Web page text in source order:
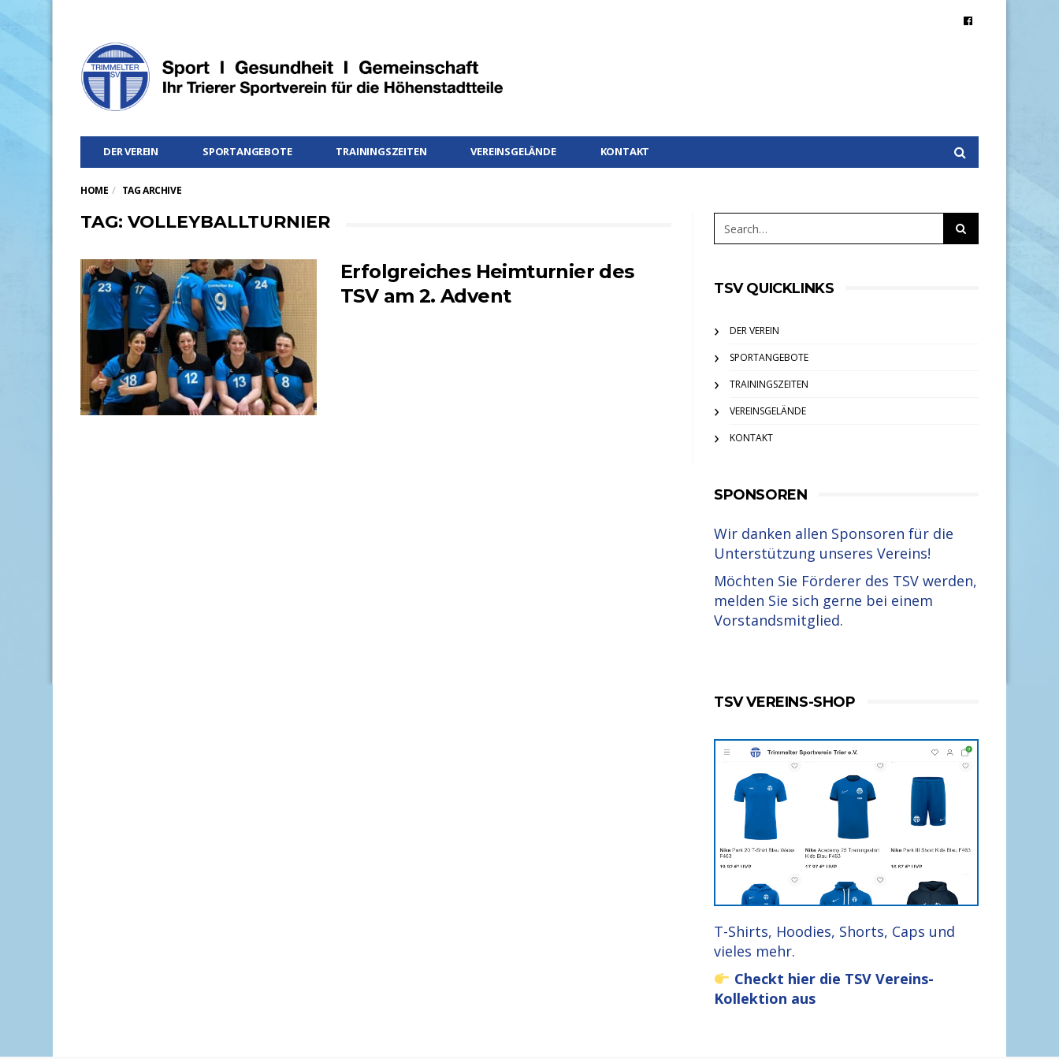
DER VEREIN SPORTANGEBOTE TRAININGSZEITEN VEREINSGELÄNDE KONTAKT
HOME TAG ARCHIVE
TAG: VOLLEYBALLTURNIER
Erfolgreiches Heimturnier des
TSV am 2. Advent
TSV QUICKLINKS
DER VEREIN
SPORTANGEBOTE
TRAININGSZEITEN
VEREINSGELÄNDE
KONTAKT
SPONSOREN
Wir danken allen Sponsoren für die
Unterstützung unseres Vereins!
Möchten Sie Förderer des TSV werden,
melden Sie sich gerne bei einem
Vorstandsmitglied.
TSV VEREINS-SHOP
T-Shirts, Hoodies, Shorts, Caps und
vieles mehr.
Checkt hier die TSV Vereins-
Kollektion aus